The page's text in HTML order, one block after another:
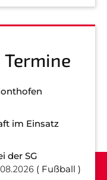
im Einsatz
der SG
Fußball